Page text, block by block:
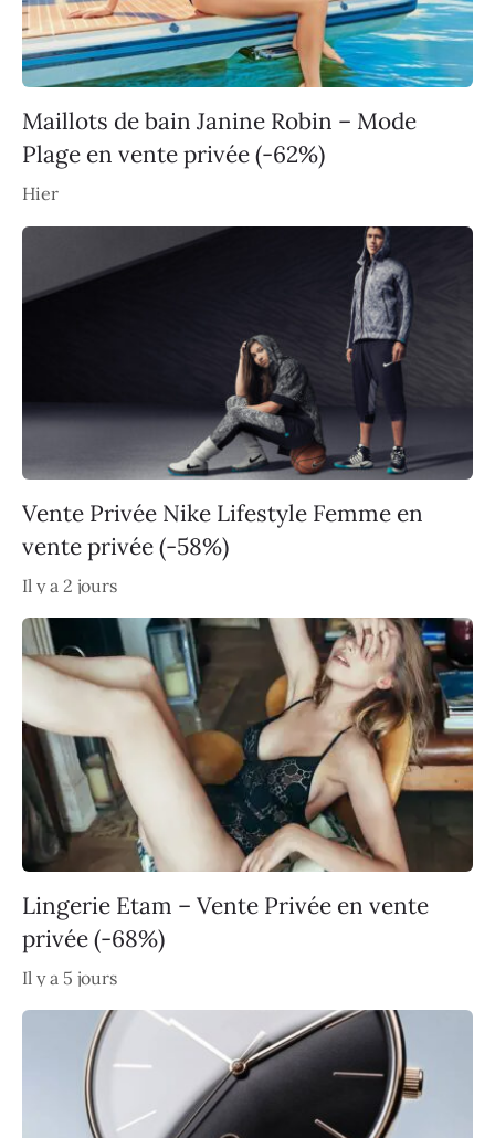
Maillots de bain Janine Robin – Mode
Plage en vente privée (-62%)
Hier
Vente Privée Nike Lifestyle Femme en
vente privée (-58%)
Il y a 2 jours
Lingerie Etam – Vente Privée en vente
privée (-68%)
Il y a 5 jours